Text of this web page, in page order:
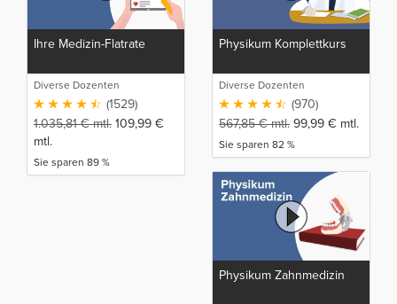
Ihre Medizin-Flatrate
Diverse Dozenten
(1529)
1.035,81€mtl. 109,99 €
mtl.
Sie sparen 89 %
Physikum Komplettkurs
Diverse Dozenten
(970)
567,85€mtl. 99,99 € mtl.
Sie sparen 82 %
Physikum Zahnmedizin